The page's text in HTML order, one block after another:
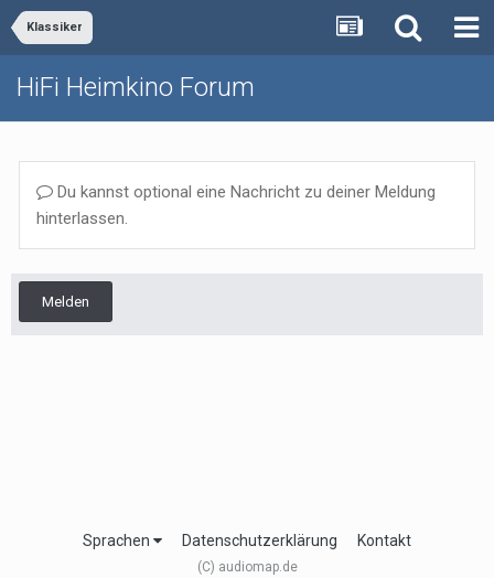
Klassiker
HiFi Heimkino Forum
Du kannst optional eine Nachricht zu deiner Meldung
hinterlassen.
Melden
Sprachen Datenschutzerklärung Kontakt
(C) audiomap.de